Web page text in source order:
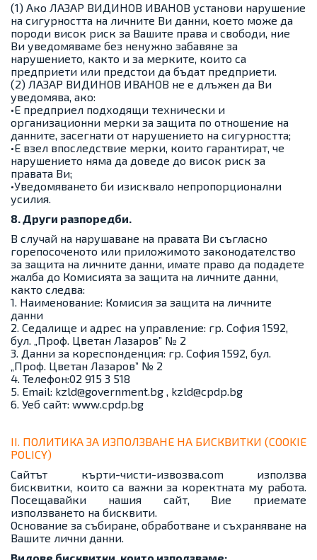
(1) Ако ЛАЗАР ВИДИНОВ ИВАНОВ установи нарушение
на сигурността на личните Ви данни, което може да
породи висок риск за Вашите права и свободи, ние
Ви уведомяваме без ненужно забавяне за
нарушението, както и за мерките, които са
предприети или предстои да бъдат предприети.
(2) ЛАЗАР ВИДИНОВ ИВАНОВ не е длъжен да Ви
уведомява, ако:
•Е предприел подходящи технически и
организационни мерки за защита по отношение на
данните, засегнати от нарушението на сигурността;
•Е взел впоследствие мерки, които гарантират, че
нарушението няма да доведе до висок риск за
правата Ви;
•Уведомяването би изисквало непропорционални
усилия.
8. Други разпоредби.
В случай на нарушаване на правата Ви съгласно
горепосоченото или приложимото законодателство
за защита на личните данни, имате право да подадете
жалба до Комисията за защита на личните данни,
както следва:
1. Наименование: Комисия за защита на личните
данни
2. Седалище и адрес на управление: гр. София 1592,
бул. „Проф. Цветан Лазаров” № 2
3. Данни за кореспонденция: гр. София 1592, бул.
„Проф. Цветан Лазаров” № 2
4. Телефон:02 915 3 518
5. Email: kzld@government.bg , kzld@cpdp.bg
6. Уеб сайт: www.cpdp.bg
II. ПОЛИТИКА ЗА ИЗПОЛЗВАНЕ НА БИСКВИТКИ (COOKIE
POLICY)
Сайтът кърти-чисти-извозва.com използва
бисквитки, които са важни за коректната му работа.
Посещавайки нашия сайт, Вие приемате
използването на бисквити.
Основание за събиране, обработване и съхраняване на
Вашите лични данни.